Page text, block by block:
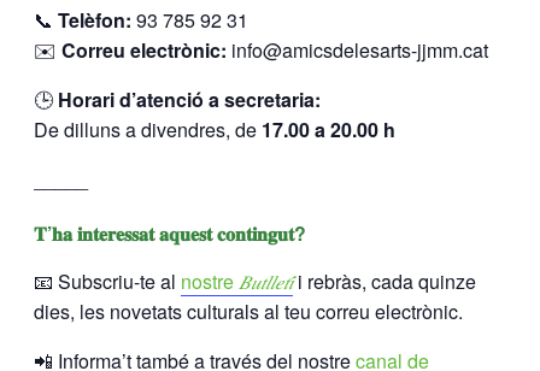
📞 Telèfon: 93 785 92 31
✉️ Correu electrònic: info@amicsdelesarts-jjmm.cat
🕒 Horari d’atenció a secretaria:
De dilluns a divendres, de 17.00 a 20.00 h
𝐓’𝐡𝐚 𝐢𝐧𝐭𝐞𝐫𝐞𝐬𝐬𝐚𝐭 𝐚𝐪𝐮𝐞𝐬𝐭 𝐜𝐨𝐧𝐭𝐢𝐧𝐠𝐮𝐭?
📧 Subscriu-te al nostre𝐵𝑢𝑡𝑙𝑙𝑒𝑡𝑖́i rebràs, cada quinze
dies, les novetats culturals al teu correu electrònic.
📲 Informa’t també a través del nostrecanal de